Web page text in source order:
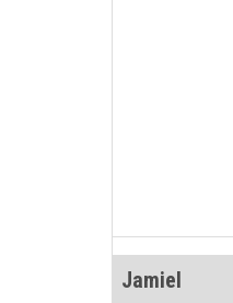
Jamiel